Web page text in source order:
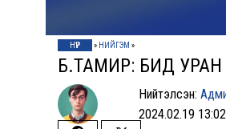
НҮҮР » НИЙГЭМ »
Б.ТАМИР: БИД
Нийтэлсэн:
2024.02.19 13:02